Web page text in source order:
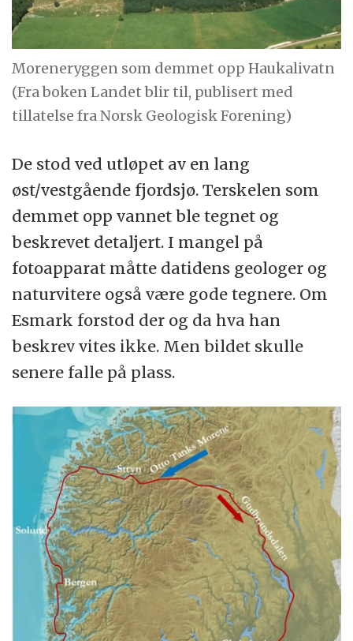
Moreneryggen som demmet opp Haukalivatn
(Fra boken Landet blir til, publisert med
tillatelse fra Norsk Geologisk Forening)
De stod ved utløpet av en lang
øst/vestgående fjordsjø. Terskelen som
demmet opp vannet ble tegnet og
beskrevet detaljert. I mangel på
fotoapparat måtte datidens geologer og
naturvitere også være gode tegnere. Om
Esmark forstod der og da hva han
beskrev vites ikke. Men bildet skulle
senere falle på plass.